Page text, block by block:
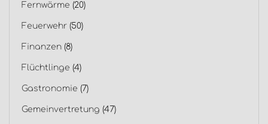
Fernwärme (20)
Feuerwehr (50)
Finanzen (8)
Flüchtlinge (4)
Gastronomie (7)
Gemeinvertretung (47)